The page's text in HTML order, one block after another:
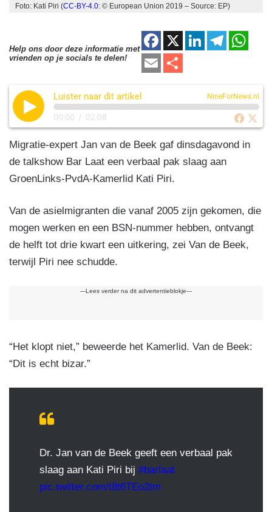
Foto: Kati Piri (CC-BY-4.0: © European Union 2019 – Source: EP)
Help ons door deze informatie met
vrienden op je socials te delen!
F
a
c
e
o
o
k
X
Li
e
n
T
gr
a
m
s
A
p
E
aile
Luister naar dit artikel NineForNews.nl
00:00 / 02:08
Migratie-expert Jan van de Beek gaf dinsdagavond in
de talkshow Bar Laat een verbaal pak slaag aan
GroenLinks-PvdA-Kamerlid Kati Piri.
Van de asielmigranten die vanaf 2005 zijn gekomen, die
mogen werken en een BSN-nummer hebben, ontvangt
de helft tot drie kwart een uitkering, zei Van de Beek,
terwijl Piri nee schudde.
---Lees verder na dit advertentieblokje---
“Het klopt niet,” beweerde het Kamerlid. Van de Beek:
“Dit is echt bizar.”
Dr. Jan van de Beek geeft een verbaal pak
slaag aan Kati Piri bij #barlaat
pic.twitter.com/t8t6TEo2tm